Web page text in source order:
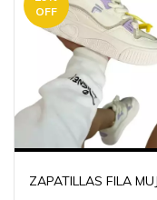
OFF
ZAPATILLAS FILA